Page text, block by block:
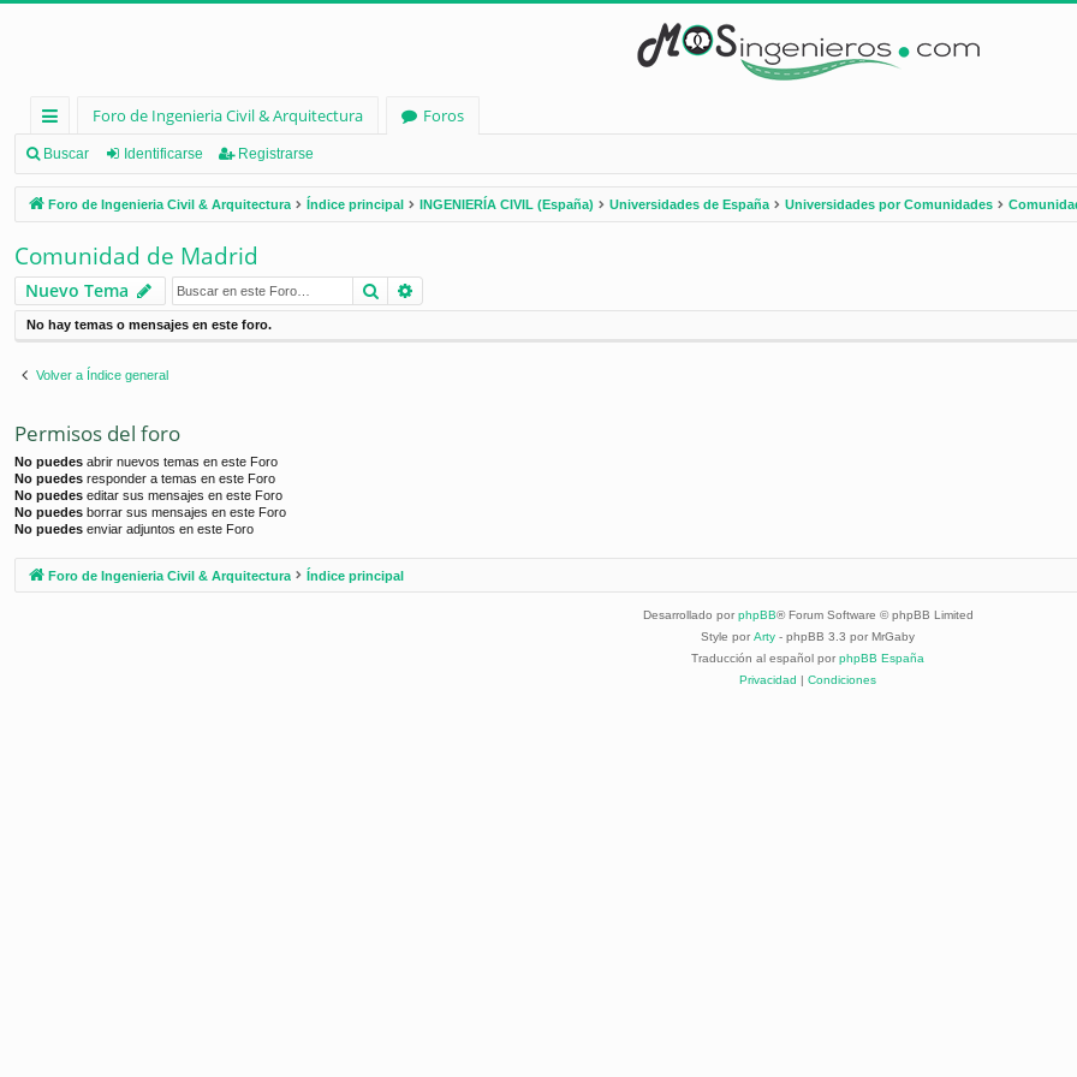
nl
ac
es
rá
pi
d
os
Foro de Ingenieria Civil & Arquitectura Foros
Buscar Identificarse Registrarse
Foro de Ingenieria Civil & Arquitectura Índice principal INGENIERÍA CIVIL (España) Universidades de España Universidades por Comunidades
Comunidad de Madrid
Nuevo Tema Buscar
No hay temas o mensajes en este foro.
Volver a Índice general
Permisos del foro
No puedes abrir nuevos temas en este Foro
No puedes responder a temas en este Foro
No puedes editar sus mensajes en este Foro
No puedes borrar sus mensajes en este Foro
No puedes enviar adjuntos en este Foro
Foro de Ingenieria Civil & Arquitectura Índice principal
Desarrollado por phpBB® Forum Software © phpBB Limited
Style por Arty - phpBB 3.3 por MrGaby
Traducción al español por phpBB España
Privacidad | Condiciones